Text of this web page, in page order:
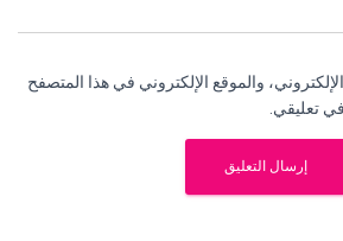
والموقع الإلكتروني في هذا المتصفح
تعليقي.